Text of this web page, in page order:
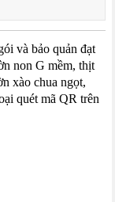
và bảo quản đạt
non G mềm, thịt
xào chua ngọt,
quét mã QR trên